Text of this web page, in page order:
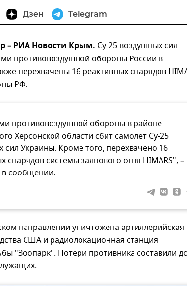
Дзен Telegram
– РИА Новости Крым. Су-25 воздушных сил
противовоздушной обороны России в
перехвачены 16 реактивных снарядов
РФ.
противовоздушной обороны в районе
Херсонской области сбит самолет Су-25
сил Украины. Кроме того, перехвачено 16
снарядов системы залпового огня HIMARS", –
в сообщении.
направлении уничтожена артиллерийская
США и радиолокационная станция
"Зоопарк". Потери противника составили